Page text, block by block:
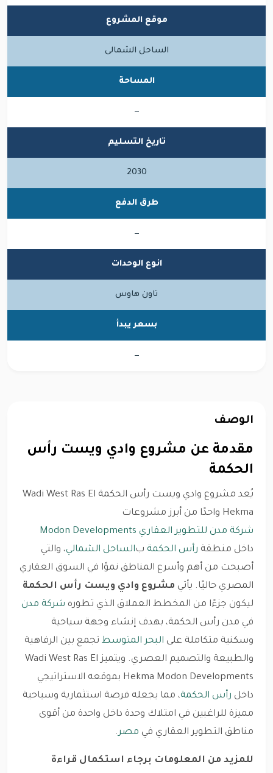
موقع المشروع
الساحل الشمالى
المساحة
—
تاريخ التسليم
2030
طرق الدفع
—
انوع الوحدات
تاون هاوس
بسعر يبدأ
—
الوصف
مقدمة عن مشروع وادي ويست رأس
الحكمة
يُعد مشروع وادي ويست رأس الحكمة Wadi West Ras El
Hekma واحدًا من أبرز مشروعات
شركة مدن للتطوير العقاري Modon Developments
داخل منطقة رأس الحكمة بالساحل الشمالي، والتي
أصبحت من أهم وأسرع المناطق نموًا في السوق العقاري
المصري حاليًا. يأتي مشروع وادي ويست رأس الحكمة
ليكون جزءًا من المخطط العملاق الذي تطوره شركة مدن
في مدن رأس الحكمة، بهدف إنشاء وجهة سياحية
وسكنية متكاملة على البحر المتوسط تجمع بين الرفاهية
والطبيعة والتصميم العصري. ويتميز Wadi West Ras El
Hekma Modon Developments بموقعه الاستراتيجي
داخل رأس الحكمة، مما يجعله فرصة استثمارية وسياحية
مميزة للراغبين في امتلاك وحدة داخل واحدة من أقوى
مناطق التطوير العقاري في مصر.
للمزيد من المعلومات برجاء استكمال قراءة